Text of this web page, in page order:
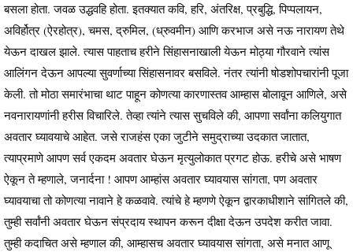
बसला होता. जवळ उद्धवहि होता. इतक्यात कवि, हरि, अंतरिक्ष, प्रबुद्धि, पिप्पलायन,
अविर्होत्र (ऐरहोत्र), चमस, द्रुमिल, (ध्रुवमीन) आणि करभाज असे नऊ नारायण तेथे
येऊन दाखल झाले. त्यास पाहताच हरीने सिंहासनाखाली येऊन मोठ्या गौरवाने त्यांस
आलिंगन देऊन आपल्या सुवर्णाच्या सिंहासनावर बसविले. नंतर त्यांनी षोडशोपचारांनी पूजा
केली. तो मोठा समारंभाचा थाट पाहून कोणत्या कारणास्तव आम्हास बोलावून आणिले, असे
नवनारायणांनी हरीस विचारिले. तेव्हा त्यांने त्यास सुचविले की, आपणा सर्वांना कलियुगात
अवतार घ्यावयाचे आहेत. जसे राजहंस एका जुटीने समुद्राच्या उदकात जातात,
त्याप्रमाणे आपण सर्व एकदम अवतार घेऊन मृत्युलोकात प्रगट होऊ. हरीचे असे भाषण
ऐकून ते म्हणाले, जनार्दना ! आपण आम्हांस अवतार घ्यावयास सांगता, पण अवतार
घ्यावयाचा तो कोणत्या नावाने हे कळवावे. त्यांचे हे म्हणणे ऐकून द्वारकाधीशाने सांगितले की,
तुम्ही सर्वांनी अवतार घेऊन संप्रदाय स्थापन करून दीक्षा देऊन उपदेश करीत जावा.
तुम्ही कदाचित असे म्हणाल की, आम्हासच अवतार घ्यावयास सांगता, असे मनात आणू